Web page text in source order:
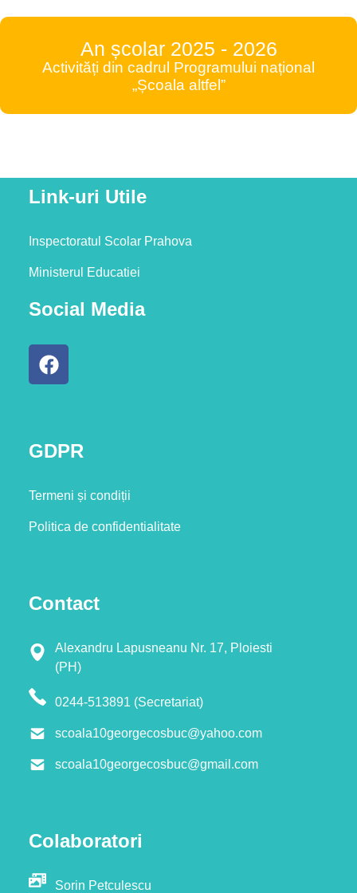
An școlar 2025 - 2026
Activități din cadrul Programului național
„Școala altfel”
Link-uri Utile
Inspectoratul Scolar Prahova
Ministerul Educatiei
Social Media
GDPR
Termeni și condiții
Politica de confidentialitate
Contact
Alexandru Lapusneanu Nr. 17, Ploiesti
(PH)
0244-513891 (Secretariat)
scoala10georgecosbuc@yahoo.com
scoala10georgecosbuc@gmail.com
Colaboratori
Sorin Petculescu